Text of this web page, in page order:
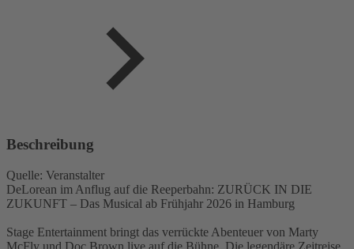
Beschreibung
Quelle: Veranstalter
DeLorean im Anflug auf die Reeperbahn: ZURÜCK IN DIE
ZUKUNFT – Das Musical ab Frühjahr 2026 in Hamburg
Stage Entertainment bringt das verrückte Abenteuer von Marty
McFly und Doc Brown live auf die Bühne. Die legendäre Zeitreise